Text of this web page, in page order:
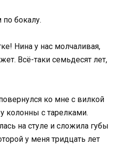
бокалу.
Нина у нас молчаливая,
Всё-таки семьдесят лет,
ко мне с вилкой
колонны с тарелками.
на стуле и сложила губы
у меня тридцать лет